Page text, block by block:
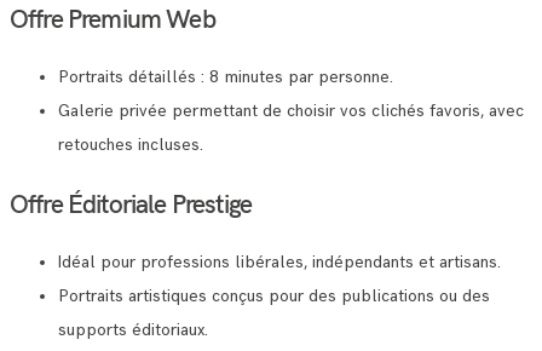
Offre Premium Web
Portraits détaillés : 8 minutes par personne.
Galerie privée permettant de choisir vos clichés favoris, avec
retouches incluses.
Offre Éditoriale Prestige
Idéal pour professions libérales, indépendants et artisans.
Portraits artistiques conçus pour des publications ou des
supports éditoriaux.